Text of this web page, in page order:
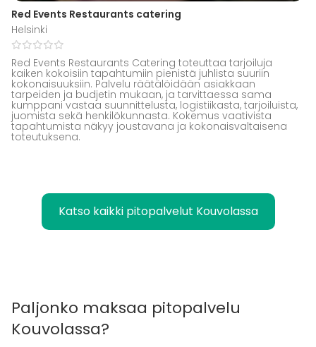
Red Events Restaurants catering
Helsinki
Red Events Restaurants Catering toteuttaa tarjoiluja
kaiken kokoisiin tapahtumiin pienistä juhlista suuriin
kokonaisuuksiin. Palvelu räätälöidään asiakkaan
tarpeiden ja budjetin mukaan, ja tarvittaessa sama
kumppani vastaa suunnittelusta, logistiikasta, tarjoiluista,
juomista sekä henkilökunnasta. Kokemus vaativista
tapahtumista näkyy joustavana ja kokonaisvaltaisena
toteutuksena.
Katso kaikki pitopalvelut Kouvolassa
Paljonko maksaa pitopalvelu
Kouvolassa?